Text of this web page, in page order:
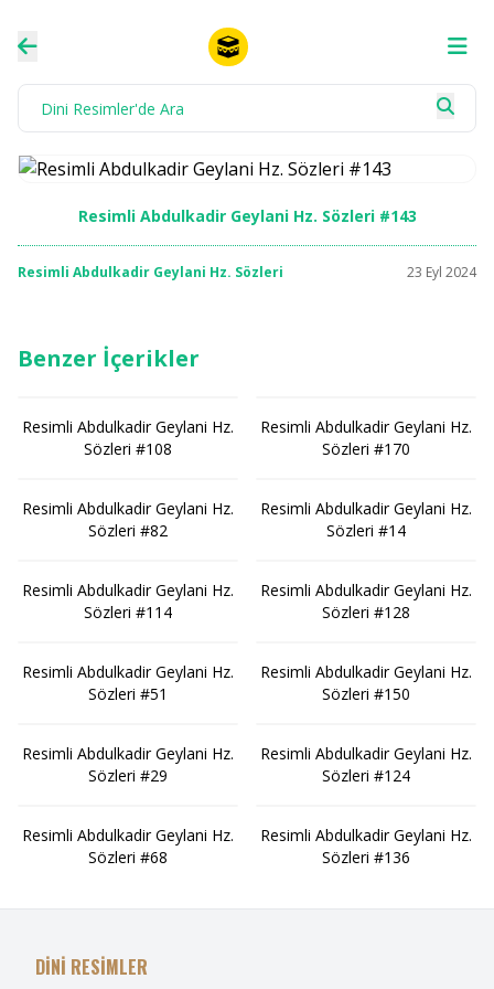
Resimli Abdulkadir Geylani Hz. Sözleri #143
Resimli Abdulkadir Geylani Hz. Sözleri 23 Eyl 2024
Benzer İçerikler
Resimli Abdulkadir Geylani Hz.
Sözleri #108
Resimli Abdulkadir Geylani Hz.
Sözleri #82
Resimli Abdulkadir Geylani Hz.
Sözleri #114
Resimli Abdulkadir Geylani Hz.
Sözleri #51
Resimli Abdulkadir Geylani Hz.
Sözleri #29
Resimli Abdulkadir Geylani Hz.
Sözleri #68
Resimli Abdulkadir Geylani Hz.
Sözleri #170
Resimli Abdulkadir Geylani Hz.
Sözleri #14
Resimli Abdulkadir Geylani Hz.
Sözleri #128
Resimli Abdulkadir Geylani Hz.
Sözleri #150
Resimli Abdulkadir Geylani Hz.
Sözleri #124
Resimli Abdulkadir Geylani Hz.
Sözleri #136
DİNİ RESİMLER